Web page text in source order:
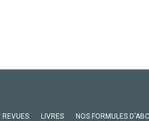
REVUES LIVRES NOS FORMULES